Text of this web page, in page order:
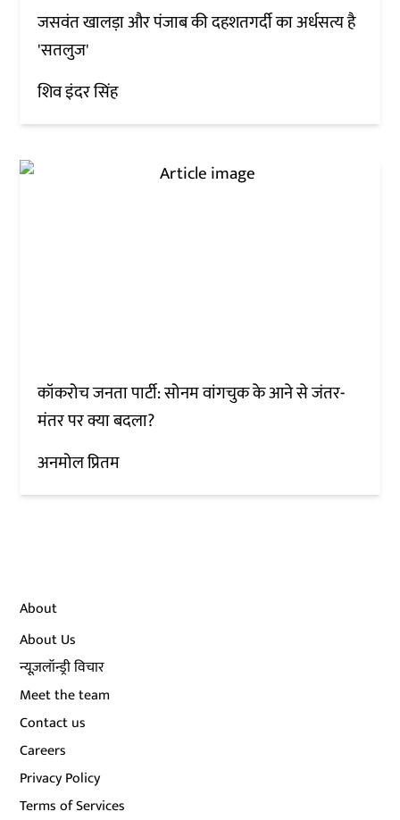
जसवंत खालड़ा और पंजाब की दहशतगर्दी का अर्धसत्य है
'सतलुज'
शिव इंदर सिंह
कॉकरोच जनता पार्टी: सोनम वांगचुक के आने से जंतर-
मंतर पर क्या बदला?
अनमोल प्रितम
About
About Us
न्यूज़लॉन्ड्री विचार
Meet the team
Contact us
Careers
Privacy Policy
Terms of Services